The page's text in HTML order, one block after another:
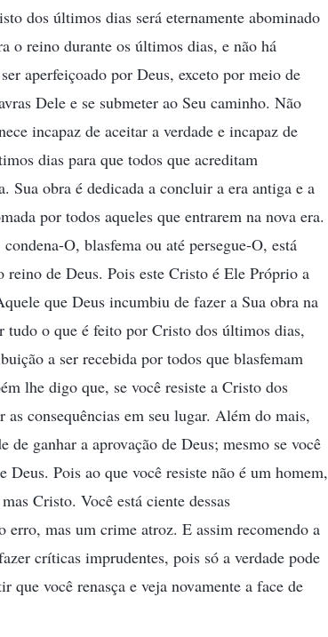
dos últimos dias será eternamente abominado
o reino durante os últimos dias, e não há
aperfeiçoado por Deus, exceto por meio de
Dele e se submeter ao Seu caminho. Não
incapaz de aceitar a verdade e incapaz de
dias para que todos que acreditam
Sua obra é dedicada a concluir a era antiga e a
por todos aqueles que entrarem na nova era.
O, blasfema ou até persegue-O, está
reino de Deus. Pois este Cristo é Ele Próprio a
que Deus incumbiu de fazer a Sua obra na
tudo o que é feito por Cristo dos últimos dias,
a ser recebida por todos que blasfemam
lhe digo que, se você resiste a Cristo dos
consequências em seu lugar. Além do mais,
ganhar a aprovação de Deus; mesmo se você
Pois ao que você resiste não é um homem,
Cristo. Você está ciente dessas
erro, mas um crime atroz. E assim recomendo a
críticas imprudentes, pois só a verdade pode
que você renasça e veja novamente a face de